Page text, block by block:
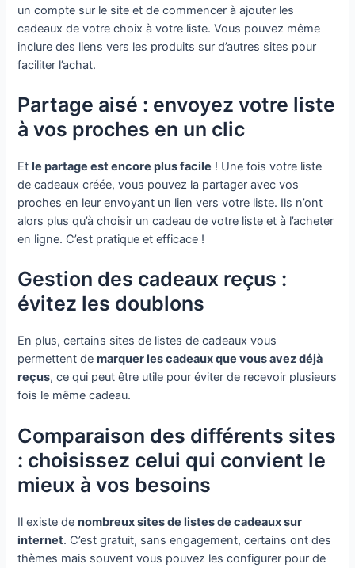
un compte sur le site et de commencer à ajouter les
cadeaux de votre choix à votre liste. Vous pouvez même
inclure des liens vers les produits sur d’autres sites pour
faciliter l’achat.
Partage aisé : envoyez votre liste
à vos proches en un clic
Etle partage est encore plus facile ! Une fois votre liste
de cadeaux créée, vous pouvez la partager avec vos
proches en leur envoyant un lien vers votre liste. Ils n’ont
alors plus qu’à choisir un cadeau de votre liste et à l’acheter
en ligne. C’est pratique et efficace !
Gestion des cadeaux reçus :
évitez les doublons
En plus, certains sites de listes de cadeaux vous
permettent demarquer les cadeaux que vous avez déjà
reçus, ce qui peut être utile pour éviter de recevoir plusieurs
fois le mêmecadeau.
Comparaison des différents sites
: choisissez celui qui convient le
mieux à vos besoins
Il existe denombreux sites de listes de cadeaux sur
internet. C’est gratuit, sans engagement, certains ont des
thèmes mais souvent vous pouvez les configurer pour de